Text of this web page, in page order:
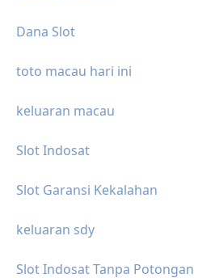
Dana Slot
toto macau hari ini
keluaran macau
Slot Indosat
Slot Garansi Kekalahan
keluaran sdy
Slot Indosat Tanpa Potongan